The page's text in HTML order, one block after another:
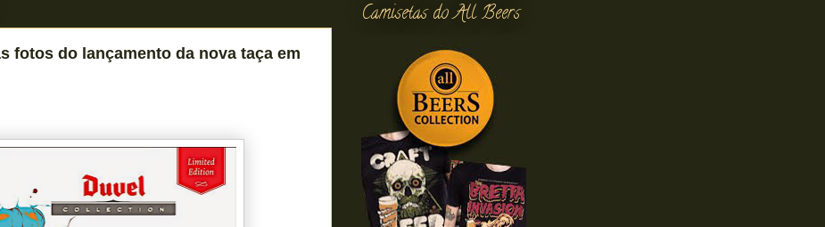
fotos do lançamento da nova taça em
Camisetas do All Beers